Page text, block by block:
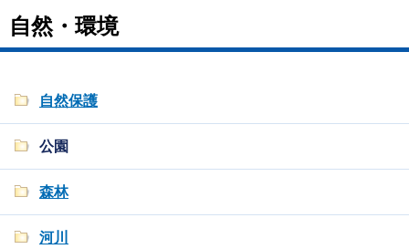
自然・環境
自然保護
公園
森林
河川